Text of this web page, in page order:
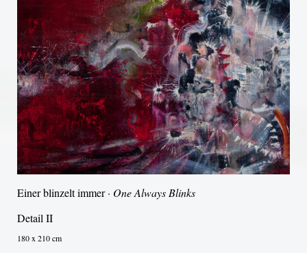
Einer blinzelt immer · One Always Blinks
Detail II
180 x 210 cm